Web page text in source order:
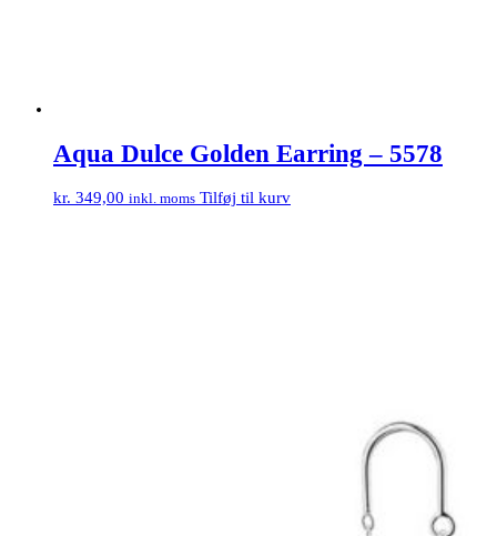
Aqua Dulce Golden Earring – 5578
kr. 349,00 inkl. moms Tilføj til kurv